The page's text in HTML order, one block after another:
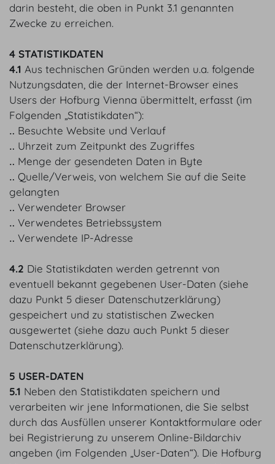
darin besteht, die oben in Punkt 3.1 genannten
Zwecke zu erreichen.
4 STATISTIKDATEN
4.1 Aus technischen Gründen werden u.a. folgende
Nutzungsdaten, die der Internet-Browser eines
Users der Hofburg Vienna übermittelt, erfasst (im
Folgenden „Statistikdaten“):
‥ Besuchte Website und Verlauf
‥ Uhrzeit zum Zeitpunkt des Zugriffes
‥ Menge der gesendeten Daten in Byte
‥ Quelle/Verweis, von welchem Sie auf die Seite
gelangten
‥ Verwendeter Browser
‥ Verwendetes Betriebssystem
‥ Verwendete IP-Adresse
4.2 Die Statistikdaten werden getrennt von
eventuell bekannt gegebenen User-Daten (siehe
dazu Punkt 5 dieser Datenschutzerklärung)
gespeichert und zu statistischen Zwecken
ausgewertet (siehe dazu auch Punkt 5 dieser
Datenschutzerklärung).
5 USER-DATEN
5.1 Neben den Statistikdaten speichern und
verarbeiten wir jene Informationen, die Sie selbst
durch das Ausfüllen unserer Kontaktformulare oder
bei Registrierung zu unserem Online-Bildarchiv
angeben (im Folgenden „User-Daten“). Die Hofburg